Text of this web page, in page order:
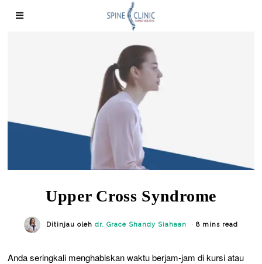
Upper Cross Syndrome
Ditinjau oleh dr. Grace Shandy Siahaan 8 mins read
Anda seringkali menghabiskan waktu berjam-jam di kursi atau